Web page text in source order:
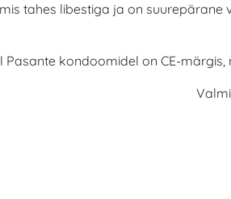
tahes libestiga ja on suurepärane
Pasante kondoomidel on CE-